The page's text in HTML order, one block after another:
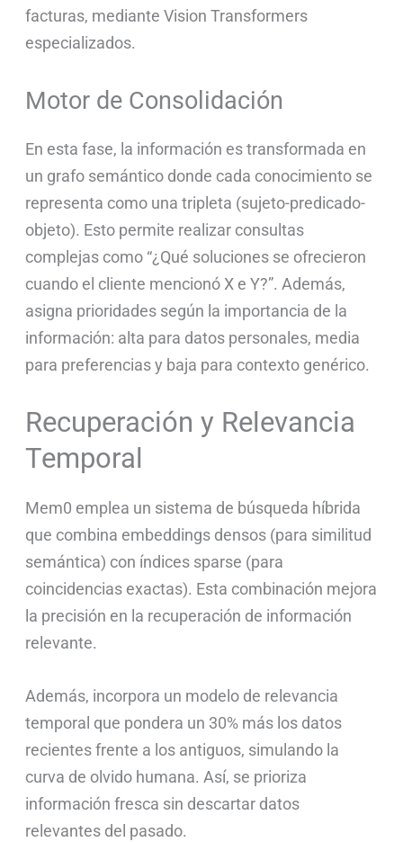
facturas, mediante Vision Transformers
especializados.
Motor de Consolidación
En esta fase, la información es transformada en
un grafo semántico donde cada conocimiento se
representa como una tripleta (sujeto-predicado-
objeto). Esto permite realizar consultas
complejas como “¿Qué soluciones se ofrecieron
cuando el cliente mencionó X e Y?”. Además,
asigna prioridades según la importancia de la
información: alta para datos personales, media
para preferencias y baja para contexto genérico.
Recuperación y Relevancia
Temporal
Mem0 emplea un sistema de búsqueda híbrida
que combina embeddings densos (para similitud
semántica) con índices sparse (para
coincidencias exactas). Esta combinación mejora
la precisión en la recuperación de información
relevante.
Además, incorpora un modelo de relevancia
temporal que pondera un 30% más los datos
recientes frente a los antiguos, simulando la
curva de olvido humana. Así, se prioriza
información fresca sin descartar datos
relevantes del pasado.